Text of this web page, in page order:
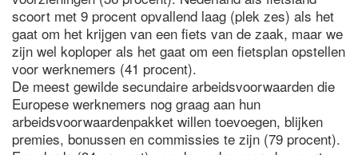
scoort met 9 procent opvallend laag (plek zes) als het
gaat om het krijgen van een fiets van de zaak, maar we
zijn wel koploper als het gaat om een fietsplan opstellen
voor werknemers (41 procent).
De meest gewilde secundaire arbeidsvoorwaarden die
Europese werknemers nog graag aan hun
arbeidsvoorwaardenpakket willen toevoegen, blijken
premies, bonussen en commissies te zijn (79 procent).